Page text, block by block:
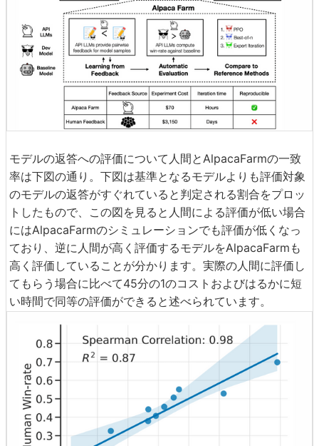
モデルの返答への評価について人間とAlpacaFarmの一致
率は下図の通り。下図は基準となるモデルよりも評価対象
のモデルの返答がすぐれていると判定される割合をプロッ
トしたもので、この図を見ると人間による評価が低い場合
にはAlpacaFarmのシミュレーションでも評価が低くなっ
ており、逆に人間が高く評価するモデルをAlpacaFarmも
高く評価していることが分かります。実際の人間に評価し
てもらう場合に比べて45分の1のコストおよびはるかに短
い時間で同等の評価ができると述べられています。